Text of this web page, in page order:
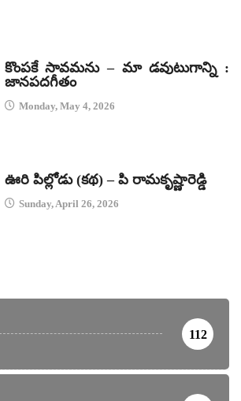
కొంపకే సావమను – మా డవుటుగాన్ని :
జానపదగీతం
Monday, May 4, 2026
ఊరి పిల్లోడు (కథ) – పి రామకృష్ణారెడ్డి
Sunday, April 26, 2026
112